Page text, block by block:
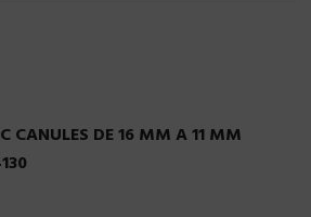
CANULES DE 16 MM A 11 MM